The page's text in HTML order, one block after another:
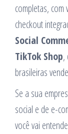
completas,
checkout
Social
TikTok Shop,
brasileiras
Se a sua
social e de e-
você vai